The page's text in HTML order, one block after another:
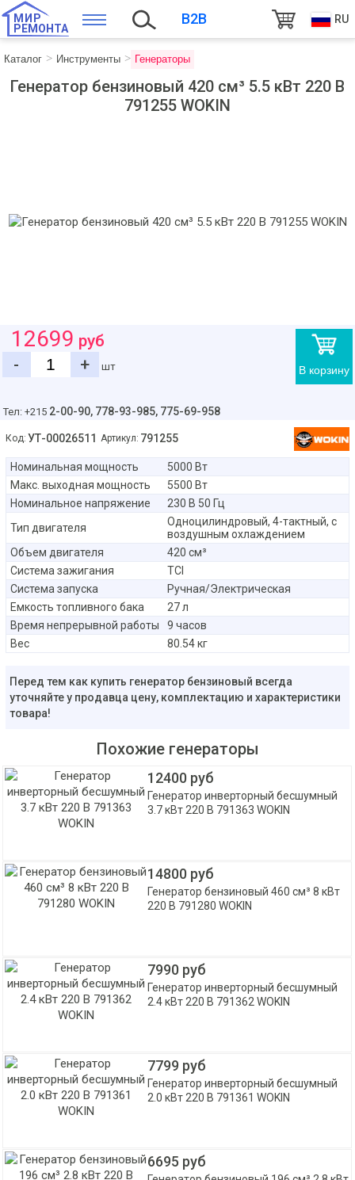
МИР
РЕМОНТА
B2B RU
Каталог Инструменты Генераторы
Генератор бензиновый 420 см³ 5.5 кВт 220 В
791255 WOKIN
В корзину
12699 руб
-
+ шт
Тел: +215 2-00-90, 778-93-985, 775-69-958
Код: УТ-00026511 Артикул: 791255
Номинальная мощность
5000 Вт
Макс. выходная мощность
5500 Вт
Номинальное напряжение
230 В 50 Гц
Тип двигателя
Одноцилиндровый, 4-тактный, с
воздушным охлаждением
Объем двигателя
420 см³
Система зажигания
TCI
Система запуска
Ручная/Электрическая
Емкость топливного бака
27 л
Время непрерывной работы
9 часов
Вес
80.54 кг
Перед тем как купить генератор бензиновый всегда
уточняйте у продавца цену, комплектацию и характеристики
товара!
Похожие генераторы
12400 руб
Генератор инверторный бесшумный
3.7 кВт 220 В 791363 WOKIN
14800 руб
Генератор бензиновый 460 см³ 8 кВт
220 В 791280 WOKIN
7990 руб
Генератор инверторный бесшумный
2.4 кВт 220 В 791362 WOKIN
7799 руб
Генератор инверторный бесшумный
2.0 кВт 220 В 791361 WOKIN
6695 руб